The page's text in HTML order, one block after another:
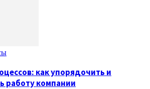
как упорядочить и
работу компании